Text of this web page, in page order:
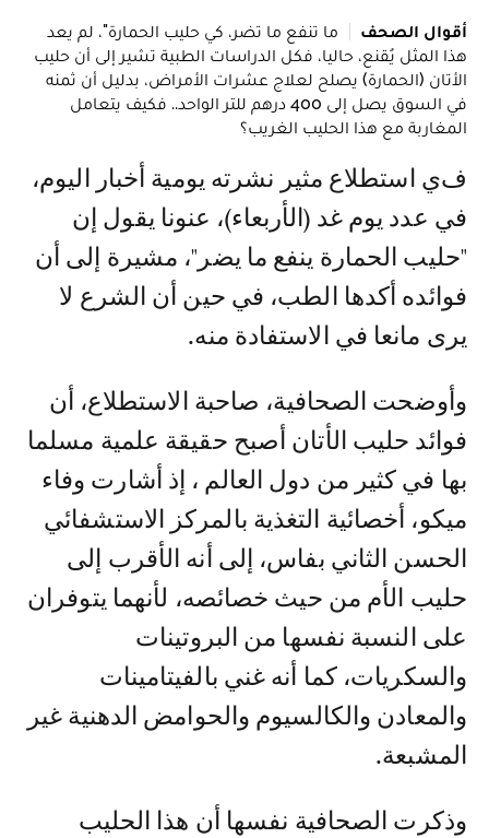
أقوال الصحف
ما تنفع ما تضر، كي حليب الحمارة"، لم يعد
هذا المثل يُقنع، حاليا، فكل الدراسات الطبية تشير إلى أن حليب
الأتان (الحمارة) يصلح لعلاج عشرات الأمراض، بدليل أن ثمنه
في السوق يصل إلى 400 درهم للتر الواحد.. فكيف يتعامل
المغاربة مع هذا الحليب الغريب؟
في استطلاع مثير نشرته يومية أخبار اليوم،
في عدد يوم غد (الأربعاء)، عنونا يقول إن
"حليب الحمارة ينفع ما يضر"، مشيرة إلى أن
فوائده أكدها الطب، في حين أن الشرع لا
يرى مانعا في الاستفادة منه.
وأوضحت الصحافية، صاحبة الاستطلاع، أن
فوائد حليب الأتان أصبح حقيقة علمية مسلما
بها في كثير من دول العالم ، إذ أشارت وفاء
ميكو، أخصائية التغذية بالمركز الاستشفائي
الحسن الثاني بفاس، إلى أنه الأقرب إلى
حليب الأم من حيث خصائصه، لأنهما يتوفران
على النسبة نفسها من البروتينات
والسكريات، كما أنه غني بالفيتامينات
والمعادن والكالسيوم والحوامض الدهنية غير
المشبعة.
وذكرت الصحافية نفسها أن هذا الحليب